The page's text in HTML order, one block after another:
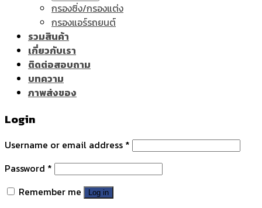
กรองซิ่ง/กรองแต่ง
กรองแอร์รถยนต์
รวมสินค้า
เกี่ยวกับเรา
ติดต่อสอบถาม
บทความ
ภาพส่งของ
Login
Username or email address *
Password *
Remember me
Log in